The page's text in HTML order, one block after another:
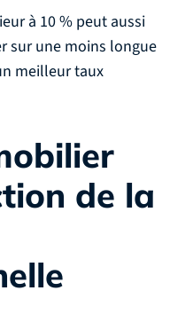
à 10 % peut aussi
sur une moins longue
meilleur taux
de la